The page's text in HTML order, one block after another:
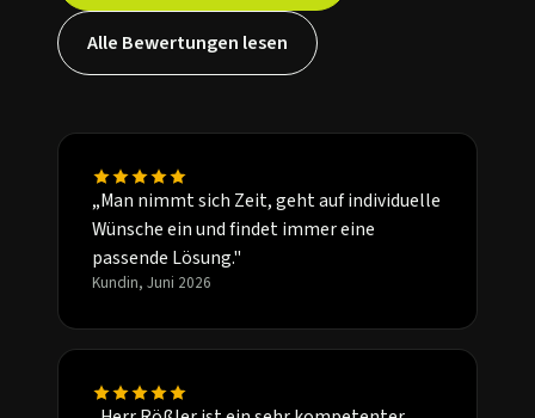
Alle Bewertungen lesen
„Man nimmt sich Zeit, geht auf individuelle
Wünsche ein und findet immer eine
passende Lösung."
Kundin, Juni 2026